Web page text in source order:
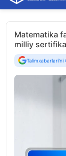
content
Matematika
milliy
Talimxabarlari'ni